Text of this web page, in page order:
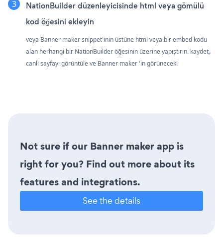
NationBuilder düzenleyicisinde html veya gömülü
kod öğesini ekleyin
veya Banner maker snippet'inin üstüne html veya bir embed kodu
alan herhangi bir NationBuilder öğesinin üzerine yapıştırın. kaydet,
canlı sayfayı görüntüle ve Banner maker 'in görünecek!
Not sure if our Banner maker app is
right for you? Find out more about its
features and integrations.
See the details